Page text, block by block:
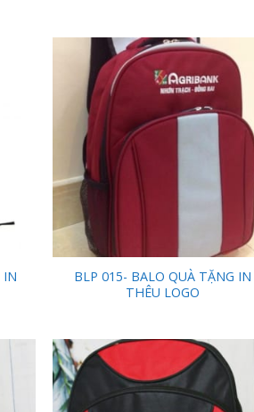
IN
Add to
Wishlist
BLP 015- BALO QUÀ TẶNG IN
THÊU LOGO
Add to
Wishlist